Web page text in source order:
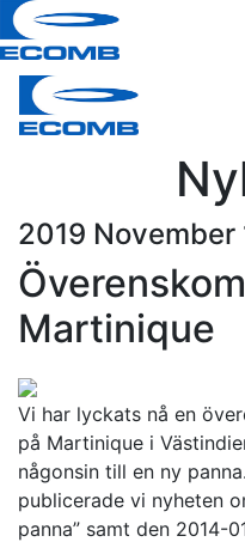
2019 November
Martinique
Vi har lyckats nå en
på Martinique i
någonsin till en ny
publicerade vi nyheten
panna” samt den 2014-